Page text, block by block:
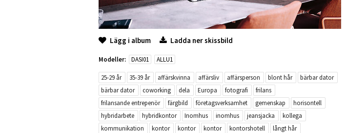
Lägg i album Ladda ner skissbild
Modeller: DASI01 ALLU1
25-29 år 35-39 år affärskvinna affärsliv affärsperson blont hår
bärbar dator
bärbar dator
coworking dela Europa fotografi
frilans
frilansande entrepenör
färgbild företagsverksamhet gemenskap
horisontell
hybridarbete
hybridkontor Inomhus inomhus jeansjacka
kollega
kommunikation
kontor kontor kontor kontorshotell
långt hår